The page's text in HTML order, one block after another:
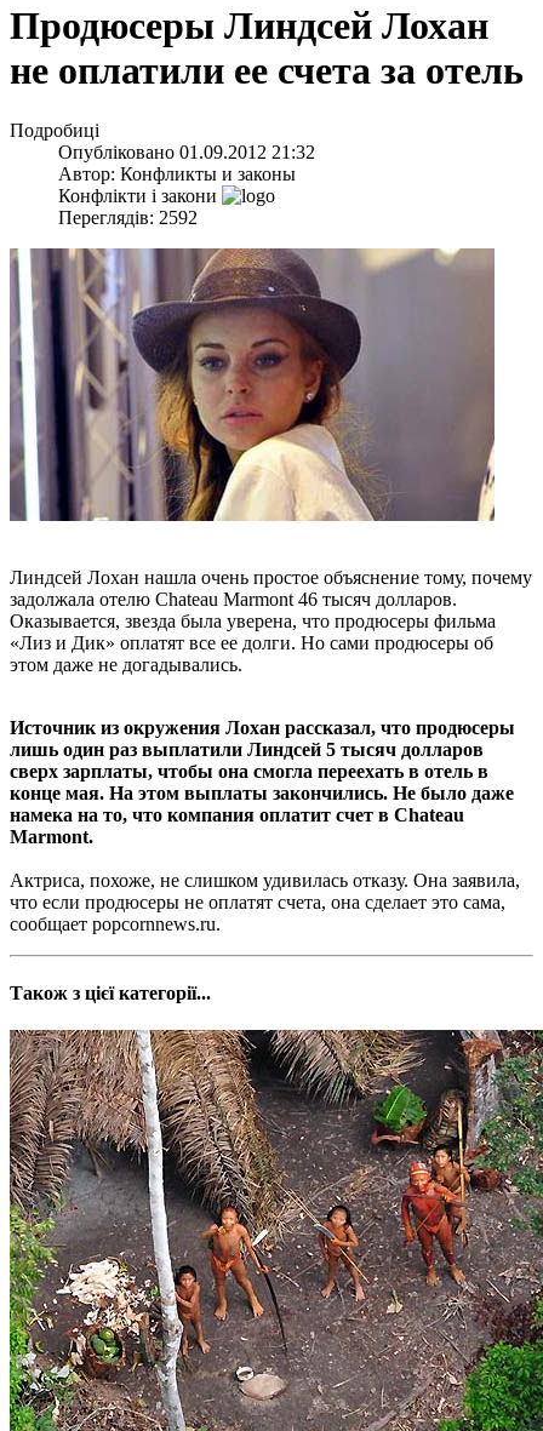
Продюсеры Линдсей Лохан
не оплатили ее счета за отель
Подробиці
Опубліковано 01.09.2012 21:32
Автор: Конфликты и законы
Конфлікти і закони
Переглядів: 2592
Линдсей Лохан нашла очень простое объяснение тому, почему
задолжала отелю Chateau Marmont 46 тысяч долларов.
Оказывается, звезда была уверена, что продюсеры фильма
«Лиз и Дик» оплатят все ее долги. Но сами продюсеры об
этом даже не догадывались.
Источник из окружения Лохан рассказал, что продюсеры
лишь один раз выплатили Линдсей 5 тысяч долларов
сверх зарплаты, чтобы она смогла переехать в отель в
конце мая. На этом выплаты закончились. Не было даже
намека на то, что компания оплатит счет в Chateau
Marmont.
Актриса, похоже, не слишком удивилась отказу. Она заявила,
что если продюсеры не оплатят счета, она сделает это сама,
сообщает popcornnews.ru.
Також з цієї категорії...